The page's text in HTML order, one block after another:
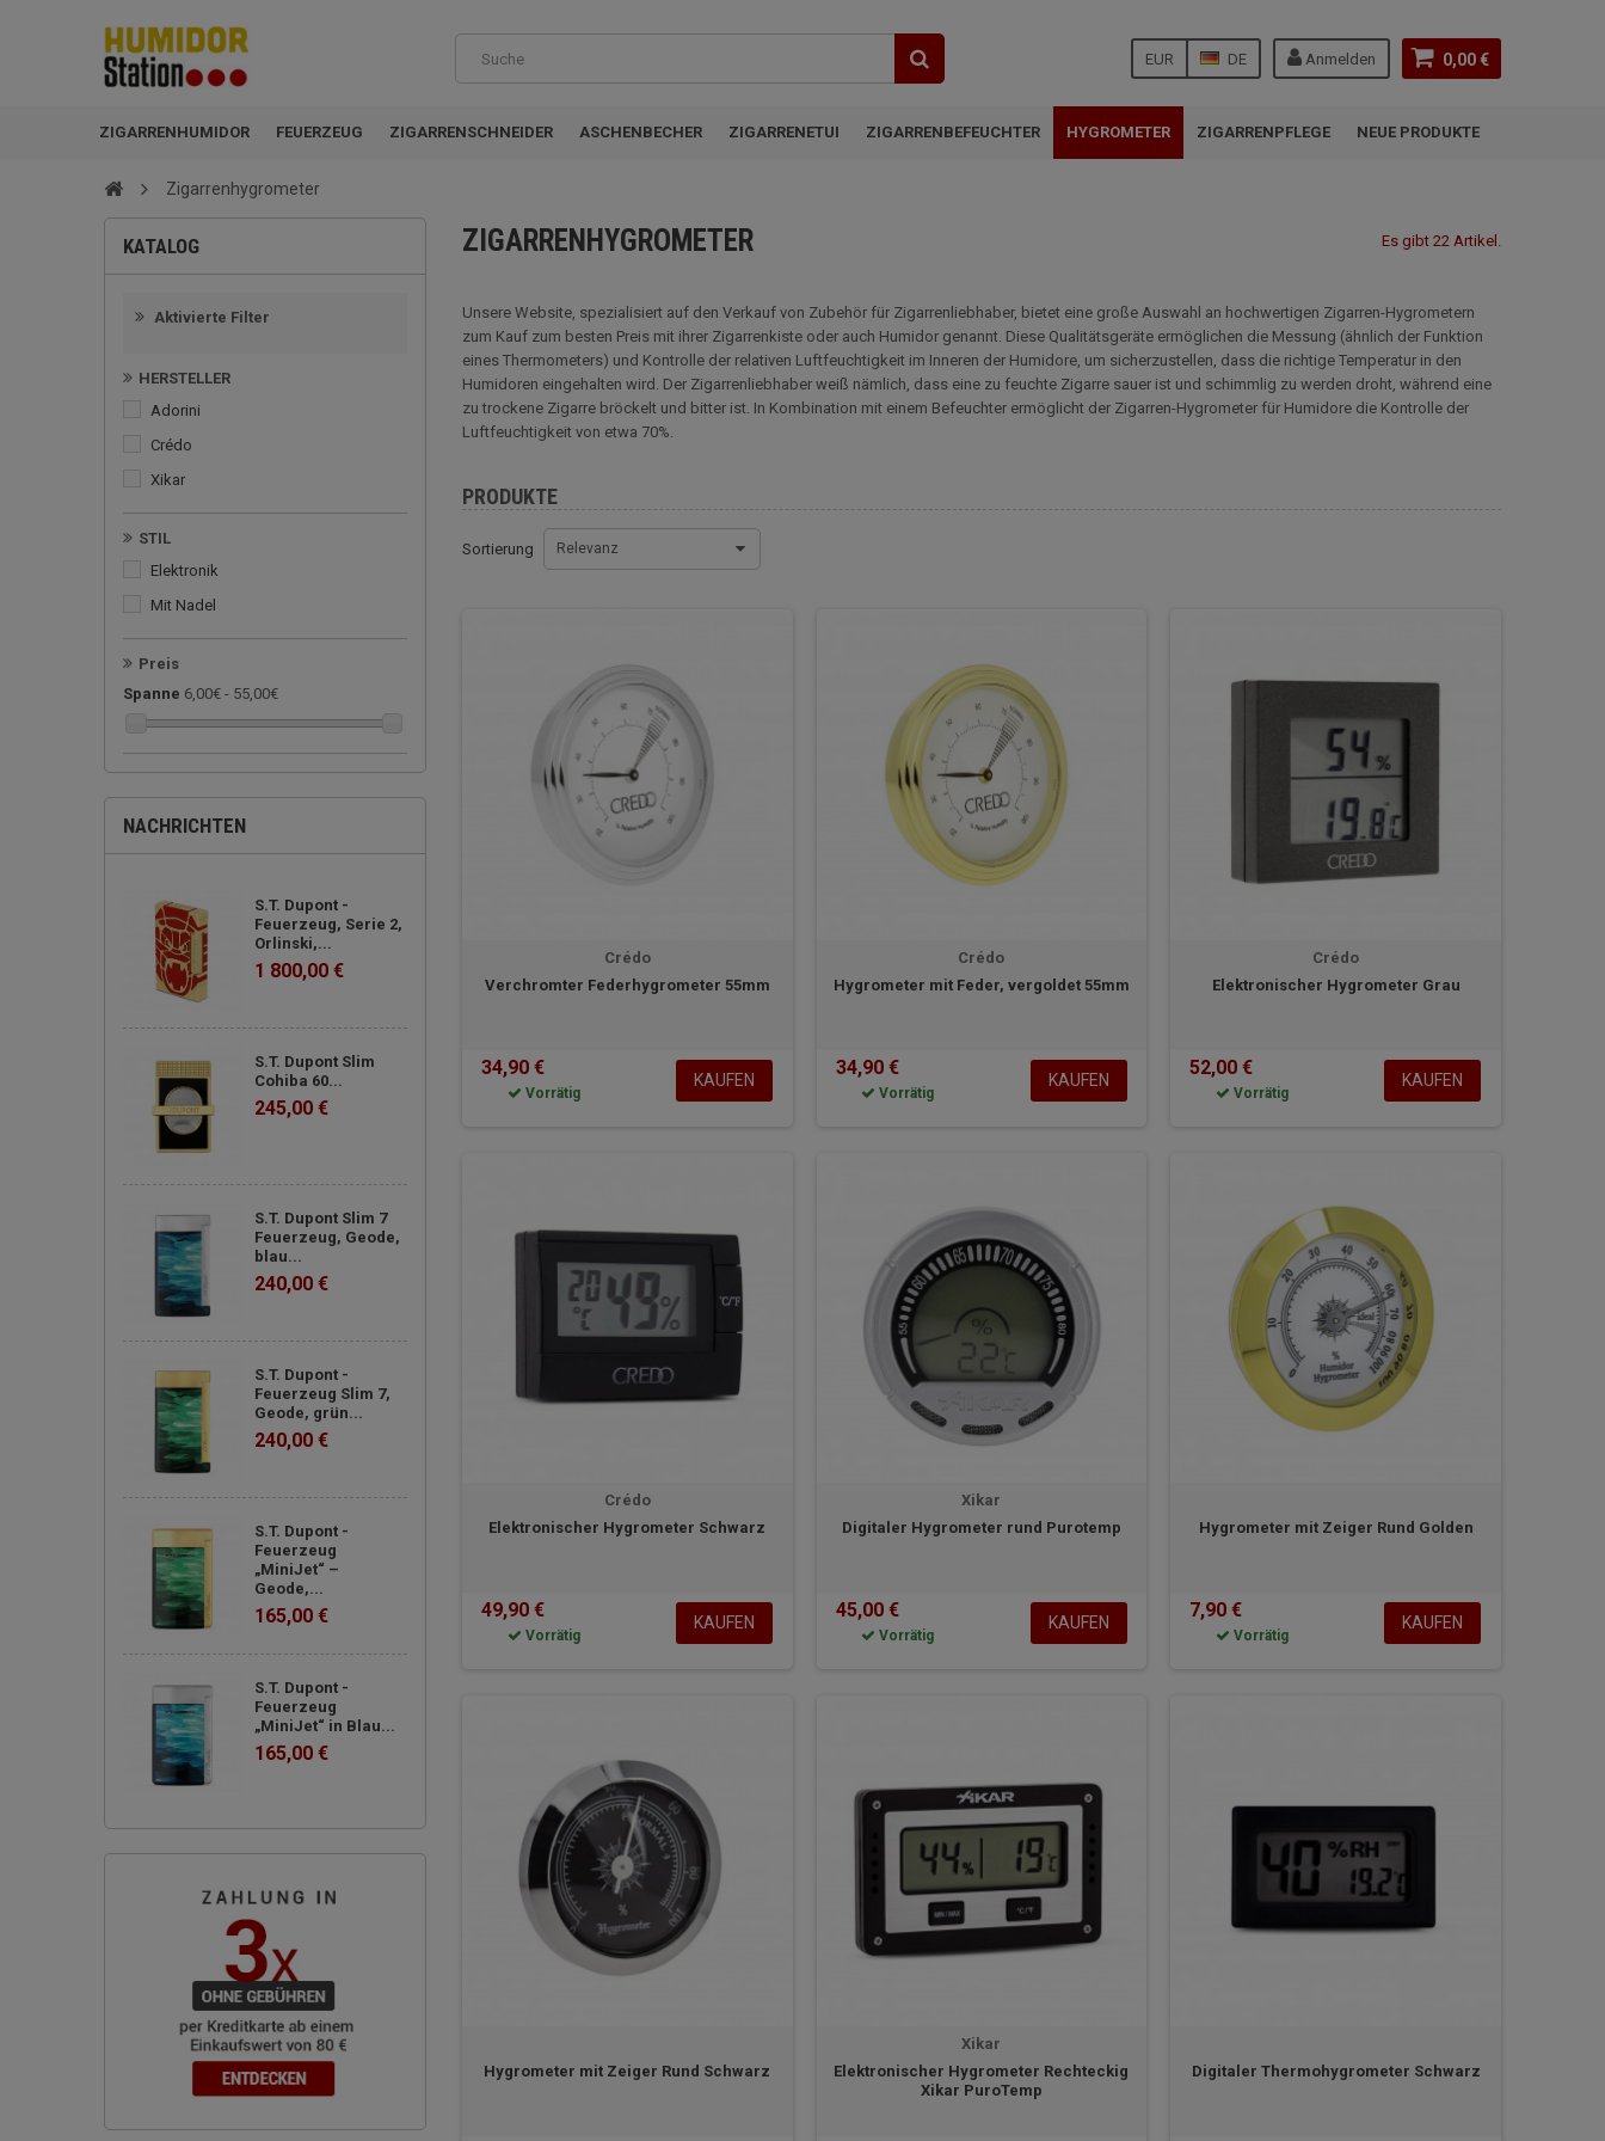
0,00 €
Anmelden
DE
EUR
ZIGARRENHUMIDOR FEUERZEUG ZIGARRENSCHNEIDER ASCHENBECHER ZIGARRENETUI ZIGARRENBEFEUCHTER HYGROMETER ZIGARRENPFLEGE NEUE PRODUKTE
Zigarrenhygrometer
KATALOG
Aktivierte Filter
HERSTELLER
Adorini
Crédo
Xikar
STIL
Elektronik
mit Nadel
Preis
Spanne 6,00€ - 55,00€
NACHRICHTEN
S.T. Dupont -
Feuerzeug, Serie 2,
Orlinski,...
1 800,00 €
S.T. Dupont Slim
Cohiba 60...
245,00 €
S.T. Dupont Slim 7
Feuerzeug, Geode,
blau...
240,00 €
S.T. Dupont -
Feuerzeug Slim 7,
Geode, grün...
240,00 €
S.T. Dupont -
Feuerzeug
„MiniJet“ –
Geode,...
165,00 €
S.T. Dupont -
Feuerzeug
„MiniJet“ in Blau...
165,00 €
ZIGARRENHYGROMETER Es gibt 22 Artikel.
Unsere Website, spezialisiert auf den Verkauf von Zubehör für Zigarrenliebhaber, bietet eine große Auswahl an hochwertigen Zigarren-Hygrometern
zum Kauf zum besten Preis mit ihrer Zigarrenkiste oder auch Humidor genannt. Diese Qualitätsgeräte ermöglichen die Messung (ähnlich der Funktion
eines Thermometers) und Kontrolle der relativen Luftfeuchtigkeit im Inneren der Humidore, um sicherzustellen, dass die richtige Temperatur in den
Humidoren eingehalten wird. Der Zigarrenliebhaber weiß nämlich, dass eine zu feuchte Zigarre sauer ist und schimmlig zu werden droht, während eine
zu trockene Zigarre bröckelt und bitter ist. In Kombination mit einem Befeuchter ermöglicht der Zigarren-Hygrometer für Humidore die Kontrolle der
Luftfeuchtigkeit von etwa 70%.
PRODUKTE
Sortierung Relevanz
Crédo
Verchromter Federhygrometer 55mm
34,90 €
Vorrätig
KAUFEN
Crédo
Hygrometer mit Feder, vergoldet 55mm
34,90 €
Vorrätig
KAUFEN
Crédo
Elektronischer Hygrometer Grau
52,00 €
Vorrätig
KAUFEN
Crédo
Elektronischer Hygrometer Schwarz
49,90 €
Vorrätig
KAUFEN
Xikar
Digitaler Hygrometer rund Purotemp
45,00 €
Vorrätig
KAUFEN
Hygrometer mit Zeiger Rund Golden
7,90 €
Vorrätig
KAUFEN
Hygrometer mit Zeiger Rund Schwarz
Xikar
Elektronischer Hygrometer Rechteckig
Xikar PuroTemp
Digitaler Thermohygrometer Schwarz